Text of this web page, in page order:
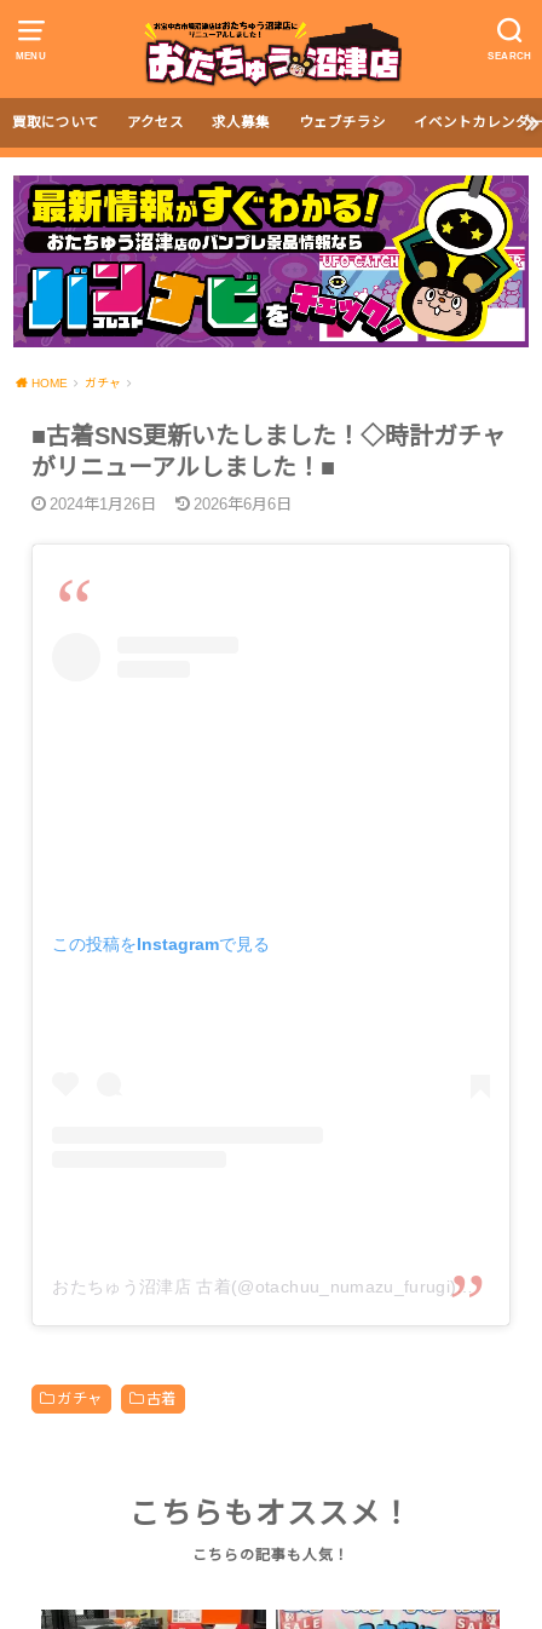
MENU SEARCH
買取について アクセス 求人募集 ウェブチラシ イベントカレンダ
HOME ガチャ
■古着SNS更新いたしました！◇時計ガチャ
がリニューアルしました！■
2024年1月26日 2026年6月6日
この投稿をInstagramで見る
おたちゅう沼津店 古着(@otachuu_numazu_furugi)がシェアした投稿
ガチャ 古着
こちらもオススメ！